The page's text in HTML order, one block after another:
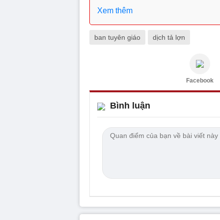
Xem thêm
ban tuyên giáo dịch tả lợn
Facebook
Bình luận